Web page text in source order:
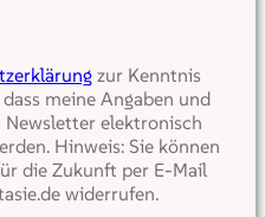
zur Kenntnis
meine Angaben und
elektronisch
Hinweis: Sie können
die Zukunft per E-Mail
widerrufen.